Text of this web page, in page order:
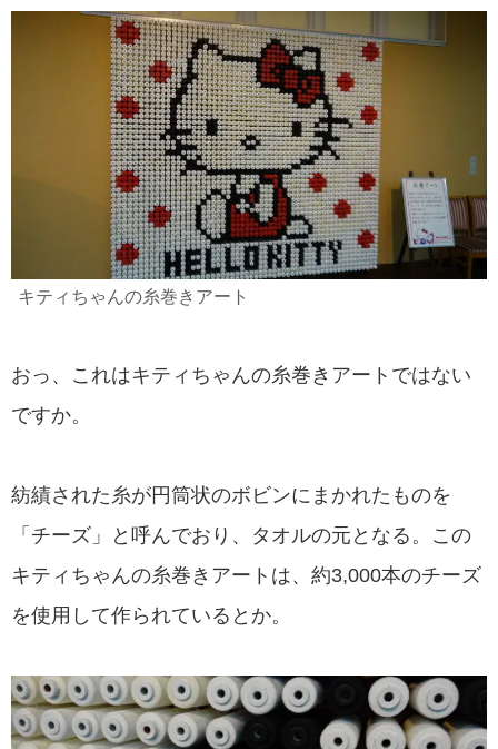
キティちゃんの糸巻きアート
おっ、これはキティちゃんの糸巻きアートではない
ですか。
紡績された糸が円筒状のボビンにまかれたものを
「チーズ」と呼んでおり、タオルの元となる。この
キティちゃんの糸巻きアートは、約3,000本のチーズ
を使用して作られているとか。